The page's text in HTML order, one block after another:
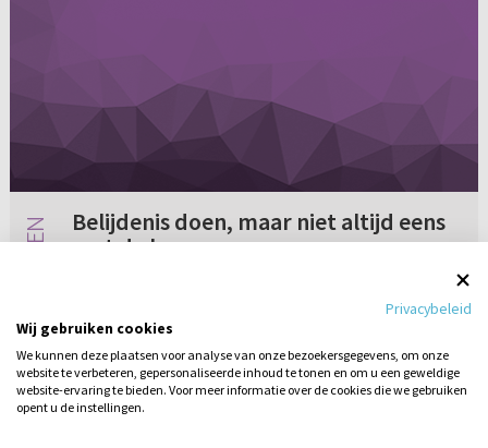
Belijdenis doen, maar niet altijd eens
met de leer
altijd eens met de leer die er in onze gemeente
geleerd word?
Geen reacties 14-11-2005
Privacybeleid
Wij gebruiken cookies
We kunnen deze plaatsen voor analyse van onze bezoekersgegevens, om onze
website te verbeteren, gepersonaliseerde inhoud te tonen en om u een geweldige
website-ervaring te bieden. Voor meer informatie over de cookies die we gebruiken
opent u de instellingen.